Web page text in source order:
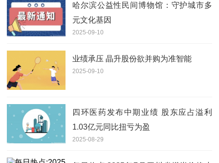
哈尔滨公益性民间博物馆：守护城市多
元文化基因
2025-09-10
业绩承压 晶升股份欲并购为准智能
2025-09-10
四环医药发布中期业绩 股东应占溢利
1.03亿元同比扭亏为盈
2025-08-29